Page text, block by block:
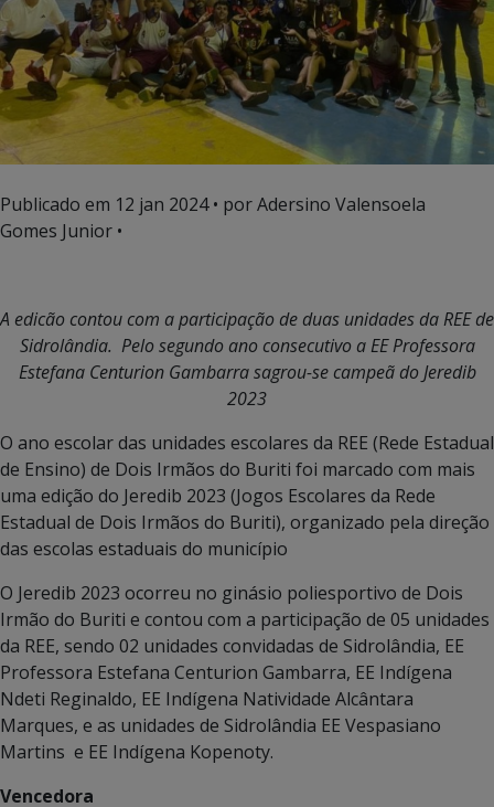
Publicado em 12 jan 2024• por Adersino Valensoela
Gomes Junior •
A edicão contou com a participação de duas unidades da REE de
Sidrolândia. Pelo segundo ano consecutivo a EE Professora
Estefana Centurion Gambarra sagrou-se campeã do Jeredib
2023
O ano escolar das unidades escolares da REE (Rede Estadual
de Ensino) de Dois Irmãos do Buriti foi marcado com mais
uma edição do Jeredib 2023 (Jogos Escolares da Rede
Estadual de Dois Irmãos do Buriti), organizado pela direção
das escolas estaduais do município
O Jeredib 2023 ocorreu no ginásio poliesportivo de Dois
Irmão do Buriti e contou com a participação de 05 unidades
da REE, sendo 02 unidades convidadas de Sidrolândia, EE
Professora Estefana Centurion Gambarra, EE Indígena
Ndeti Reginaldo, EE Indígena Natividade Alcântara
Marques, e as unidades de Sidrolândia EE Vespasiano
Martins e EE Indígena Kopenoty.
Vencedora